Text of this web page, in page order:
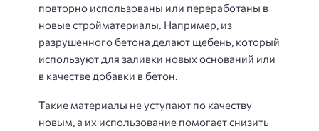
повторно использованы или переработаны в
новые стройматериалы. Например, из
разрушенного бетона делают щебень, который
используют для заливки новых оснований или
в качестве добавки в бетон.
Такие материалы не уступают по качеству
новым, а их использование помогает снизить